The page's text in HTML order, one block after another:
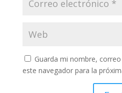
Guarda mi nombre,
este navegador para la